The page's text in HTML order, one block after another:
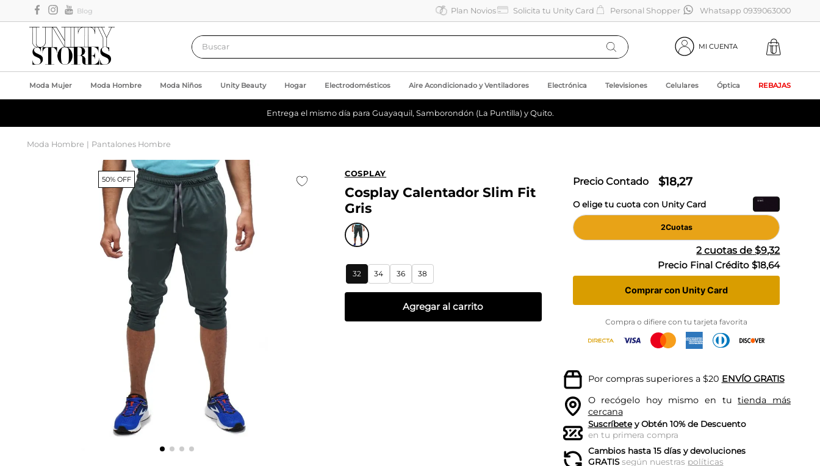
Blog Plan Novios Solicita tu Unity Card Personal Shopper Whatsapp 0939063000
Buscar
MI CUENTA
Moda Mujer Moda Hombre Moda Niños Unity Beauty Hogar Electrodomésticos Aire Acondicionado y Ventiladores Electrónica Televisiones Celulares Óptica REBAJAS
Entrega el mismo día para Guayaquil, Samborondón (La Puntilla) y Quito.
Moda Hombre Pantalones Hombre
50% OFF
COSPLAY
Cosplay Calentador Slim Fit
Gris
32 34 36 38
Agregar al carrito
Precio Contado $18,27
O elige tu cuota con Unity Card
2Cuotas
2cuotas de $9,32
Precio Final Crédito $18,64
Comprar con Unity Card
Compra o difiere con tu tarjeta favorita
Por compras superiores a $20 ENVÍO GRATIS
O recógelo hoy mismo en tutienda más
cercana
Suscríbetey Obtén 10% de Descuento
en tu primera compra
Cambios hasta 15 días y devoluciones
GRATISsegún nuestras políticas